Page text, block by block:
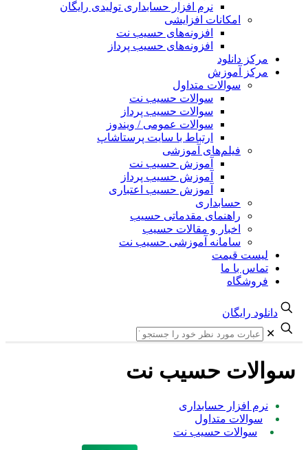
نرم افزار حسابداری تولیدی رایگان
امکانات افزایشی
افزونه‌های حسیب نت
افزونه‌های حسیب پرداز
دانلود
آموزش
سوالات متداول
سوالات حسیب نت
سوالات حسیب پرداز
سوالات عمومی / ویندوز
ارتباط با سایت پرستاشاپ
فیلم‌های آموزشی
آموزش حسیب نت
آموزش حسیب پرداز
آموزش حسیب اعتباری
حسابداری
راهنمای مقدماتی حسیب
اخبار و مقالات حسیب
سامانه آموزشی حسیب نت
قیمت
با ما
رایگان
حسیب نت
افزار حسابداری
سوالات متداول
سوالات حسیب نت